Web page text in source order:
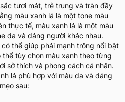
tươi mát, trẻ trung và tràn đầy
màu xanh lá là một tone màu
thực tế, màu xanh lá là một màu
da và dáng người khác nhau.
thể giúp phái mạnh trông nổi bật
tùy chọn màu xanh theo từng
sở thích và phong cách cá nhân.
lá phù hợp với màu da và dáng
sau: